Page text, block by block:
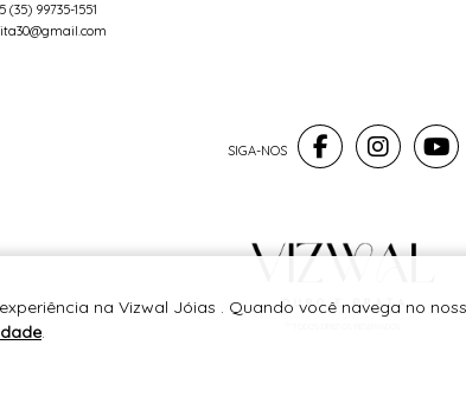
(35) 99735-1551
na Vizwal Jóias . Quando você navega no
.